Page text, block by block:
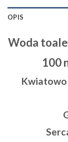
OPIS
Woda
100